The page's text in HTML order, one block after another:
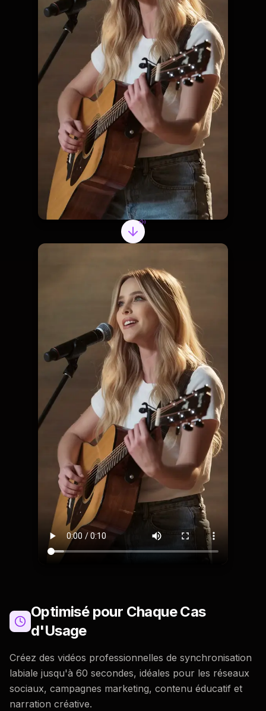
Optimisé pour Chaque Cas
d'Usage
Créez des vidéos professionnelles de synchronisation
labiale jusqu'à 60 secondes, idéales pour les réseaux
sociaux, campagnes marketing, contenu éducatif et
narration créative.